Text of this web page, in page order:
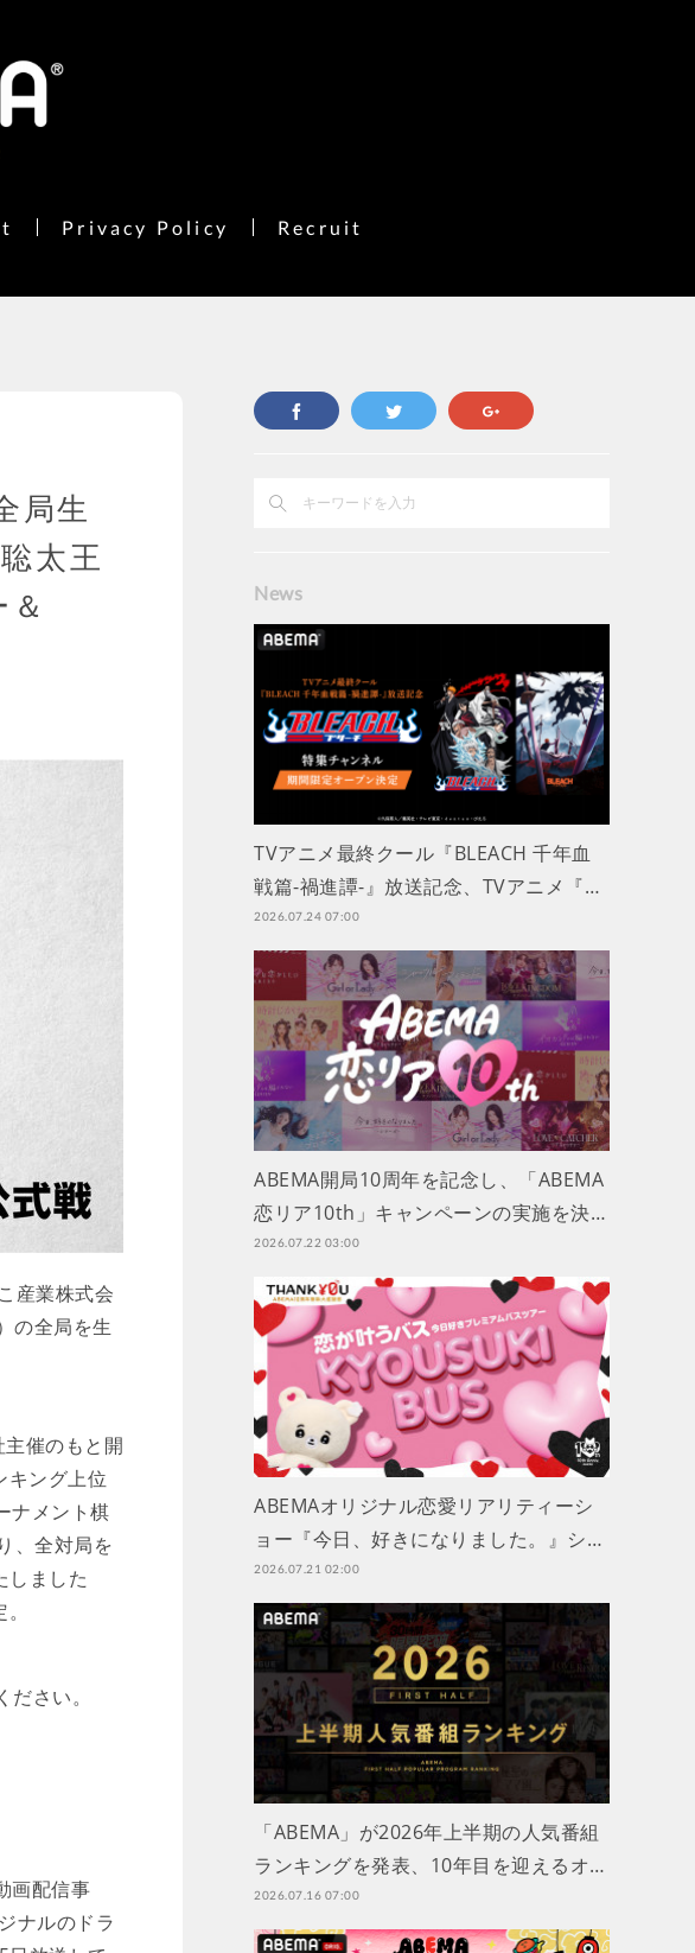
Privacy Policy Recruit
局生
太王
産業株式会
の全局を生
催のもと開
キング上位
ナメント棋
、全対局を
しました
さい。
画配信事
ナルのドラ
News
TVアニメ最終クール『BLEACH 千年血
戦篇-禍進譚-』放送記念、TVアニメ『…
2026.07.24 07:00
ABEMA開局10周年を記念し、「ABEMA
恋リア10th」キャンペーンの実施を決…
2026.07.22 03:00
ABEMAオリジナル恋愛リアリティーシ
ョー『今日、好きになりました。』シ…
2026.07.21 02:00
「ABEMA」が2026年上半期の人気番組
ランキングを発表、10年目を迎えるオ…
2026.07.16 07:00